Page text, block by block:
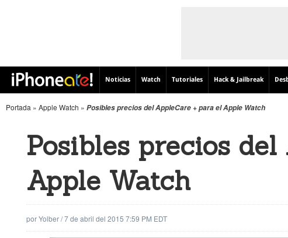
Noticias Watch Tutoriales Hack & Jailbreak
Portada » Apple Watch » Posibles precios del AppleCare + para el Apple Watch
Posibles precios
Apple Watch
porYolber/7 de abril del 2015 7:59 PM EDT